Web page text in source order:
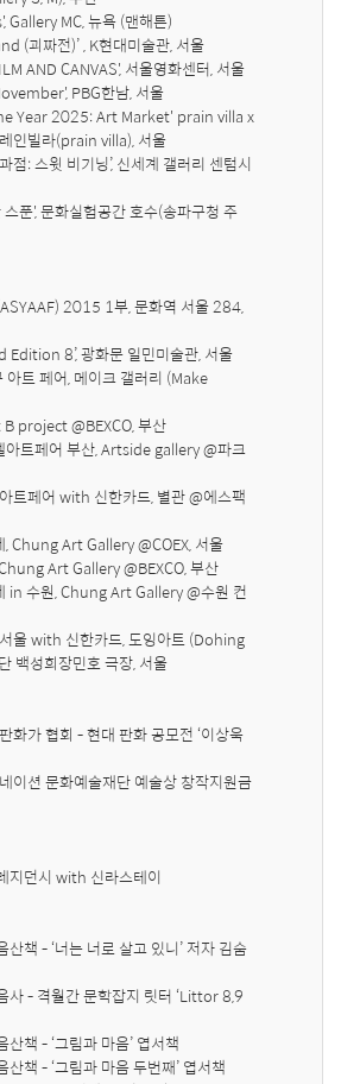
Gallery MC, 뉴욕 (맨해튼)
(괴짜전)’ , K현대미술관, 서울
AND CANVAS', 서울영화센터, 서울
PBG한남, 서울
Year 2025: Art Market' prain villa x
인빌라(prain villa), 서울
점: 스윗 비기닝’, 신세계 갤러리 센텀시
푼', 문화실험공간 호수(송파구청 주
2015 1부, 문화역 서울 284,
8’, 광화문 일민미술관, 서울
트 페어, 메이크 갤러리 (Make
project @BEXCO, 부산
트페어 부산, Artside gallery @파크
트페어 with 신한카드, 별관 @에스팩
Chung Art Gallery @COEX, 서울
Art Gallery @BEXCO, 부산
in 수원, Chung Art Gallery @수원 컨
울 with 신한카드, 도잉아트 (Dohing
백성희장민호 극장, 서울
화가 협회 - 현대 판화 공모전 ‘이상욱
이션 문화예술재단 예술상 창작지원금
지던시 with 신라스테이
책 - ‘너는 너로 살고 있니’ 저자 김숨
- 격월간 문학잡지 릿터 ‘Littor 8,9
책 - ‘그림과 마음’ 엽서책
책 - ‘그림과 마음 두번째’ 엽서책